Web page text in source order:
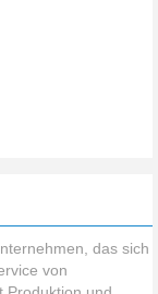
das sich
von